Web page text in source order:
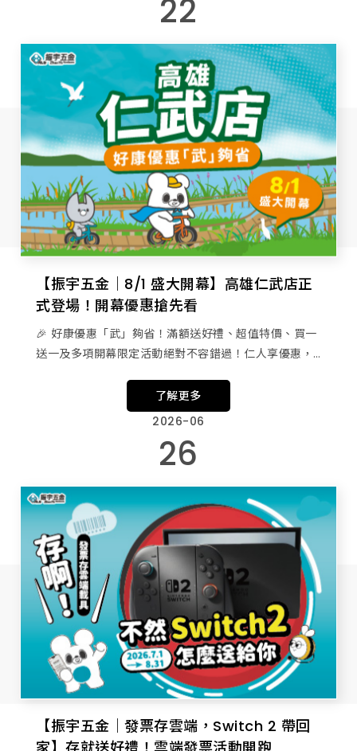
22
【振宇五金｜8/1 盛大開幕】高雄仁武店正
式登場！開幕優惠搶先看
🎉 好康優惠「武」夠省！滿額送好禮、超值特價、買一
送一及多項開幕限定活動絕對不容錯過！仁人享優惠，
了解更多
2026-06
26
【振宇五金｜發票存雲端，Switch 2 帶回